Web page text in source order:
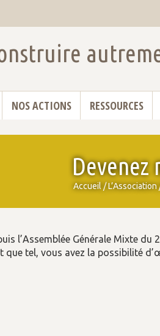
NOS ACTIONS RESSOURCES
Devenez
Accueil /L’Association
l’Assemblée Générale Mixte
que tel, vous avez la possibilité